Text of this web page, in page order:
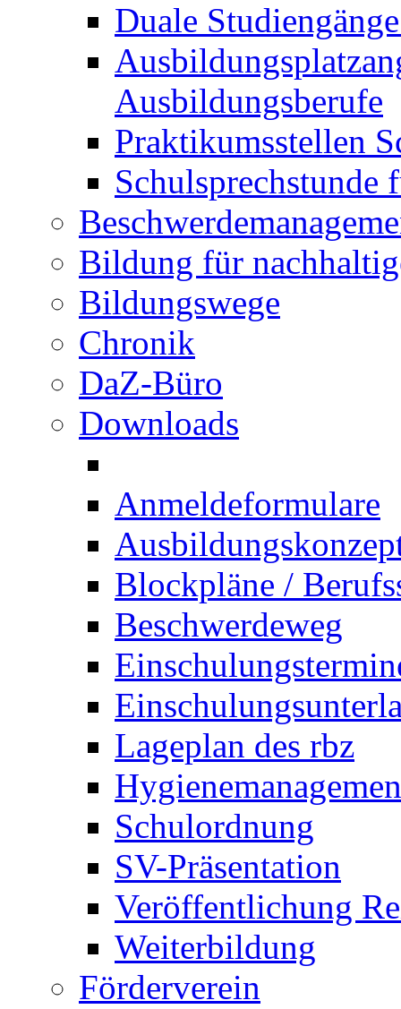
Duale
Ausbildungsberufe
Praktikumsstellen
Schulsprechstunde
Bildung für
Bildungswege
Chronik
DaZ-Büro
Downloads
Anmeldeformulare
Blockpläne /
Beschwerdeweg
Lageplan des rbz
Schulordnung
SV-Präsentation
Veröffentlichung
Weiterbildung
Förderverein